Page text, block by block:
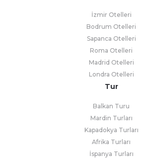
İzmir Otelleri
Bodrum Otelleri
Sapanca Otelleri
Roma Otelleri
Madrid Otelleri
Londra Otelleri
Tur
Balkan Turu
Mardin Turları
Kapadokya Turları
Afrika Turları
İspanya Turları